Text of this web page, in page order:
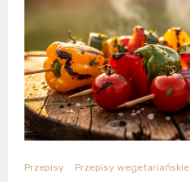
Przepisy Przepisy wegetariańskie